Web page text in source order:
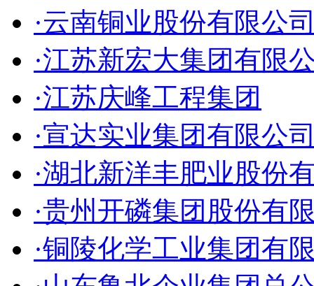
·云南铜业股份有限公
·江苏新宏大集团有限
·江苏庆峰工程集团
·宣达实业集团有限公
·湖北新洋丰肥业股份
·贵州开磷集团股份有
·铜陵化学工业集团有